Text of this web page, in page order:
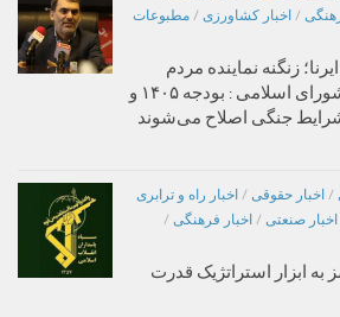
/ اخبار کشاورزی / مطبوعات
زنگنه نماینده مردم
تربت حیدریه در مجلس شورای اسلامی : بودجه ۱۴۰۵ و
شرایط جنگی اصلاح می‌شوند
/ اخبار حقوقی / اخبار راه و ترابری
اخبار صنعتی / اخبار فرهنگی /
ابزار استراتژیک قدرت